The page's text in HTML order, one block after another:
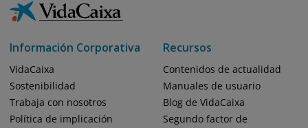
Información Corporativa
VidaCaixa
Sostenibilidad
Trabaja con nosotros
Política de implicación
Recursos
Contenidos de actualidad
Manuales de usuario
Blog de VidaCaixa
Segundo factor de